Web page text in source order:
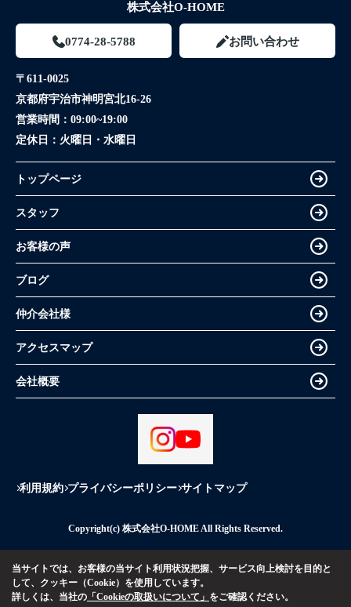
株式会社O-HOME
0774-28-5788 お問い合わせ
〒611-0025
京都府宇治市神明宮北16-26
営業時間： 09:00~19:00
定休日： 火曜日・水曜日
トップページ
スタッフ
お客様の声
ブログ
仲介会社様
アクセスマップ
会社概要
利用規約 プライバシーポリシー サイトマップ
Copyright(c) 株式会社O-HOME All Rights Reserved.
当サイトでは、お客様の当サイト利用状況把握、サービス向上検討を目的と
して、クッキー（Cookie）を使用しています。
詳しくは、当社の 「Cookieの取扱いについて」 をご確認ください。